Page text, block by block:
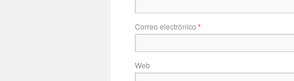
Correo electrónico *
Web